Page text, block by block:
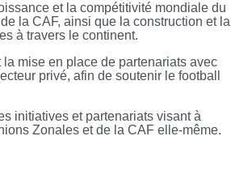
et la compétitivité mondiale du
la CAF, ainsi que la construction et la
à travers le continent.
mise en place de partenariats avec
privé, afin de soutenir le football
initiatives et partenariats visant à
Zonales et de la CAF elle-même.